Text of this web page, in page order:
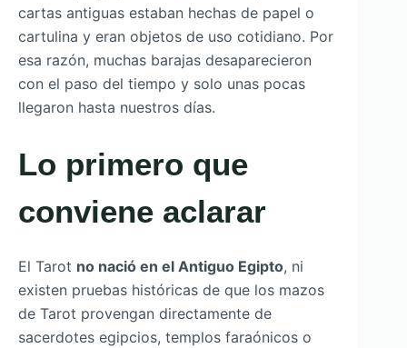
cartas antiguas estaban hechas de papel o
cartulina y eran objetos de uso cotidiano. Por
esa razón, muchas barajas desaparecieron
con el paso del tiempo y solo unas pocas
llegaron hasta nuestros días.
Lo primero que
conviene aclarar
El Tarot no nació en el Antiguo Egipto, ni
existen pruebas históricas de que los mazos
de Tarot provengan directamente de
sacerdotes egipcios, templos faraónicos o